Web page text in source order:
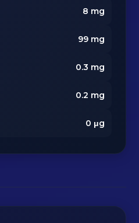
8 mg
99mg
0.3 mg
0.2 mg
0 μg